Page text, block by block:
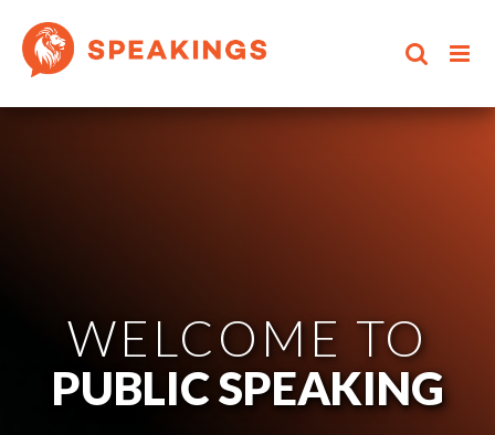
content
WELCOME TO
PUBLIC SPEAKING